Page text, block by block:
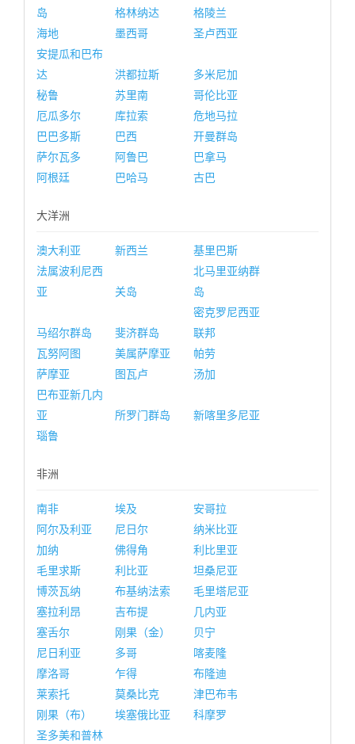
岛
格林纳达
格陵兰
海地
墨西哥
圣卢西亚
安提瓜和巴布
达
洪都拉斯
多米尼加
秘鲁
苏里南
哥伦比亚
厄瓜多尔
库拉索
危地马拉
巴巴多斯
巴西
开曼群岛
萨尔瓦多
阿鲁巴
巴拿马
阿根廷
巴哈马 古巴
大洋洲
澳大利亚 新西兰
基里巴斯
法属波利尼西
亚
关岛
北马里亚纳群
岛
马绍尔群岛 斐济群岛
密克罗尼西亚
联邦
瓦努阿图
美属萨摩亚
帕劳
萨摩亚
图瓦卢
汤加
巴布亚新几内
亚
所罗门群岛
新喀里多尼亚
瑙鲁
非洲
南非 埃及
安哥拉
阿尔及利亚
尼日尔
纳米比亚
加纳
佛得角
利比里亚
毛里求斯
利比亚
坦桑尼亚
博茨瓦纳
布基纳法索
毛里塔尼亚
塞拉利昂
吉布提
几内亚
塞舌尔
刚果（金）
贝宁
尼日利亚
多哥
喀麦隆
摩洛哥
乍得
布隆迪
莱索托
莫桑比克
津巴布韦
刚果（布）
埃塞俄比亚
科摩罗
圣多美和普林